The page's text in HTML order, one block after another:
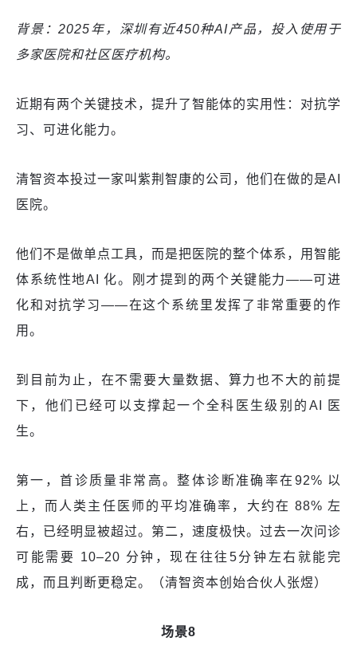
背景：2025年，深圳有近450种AI产品，投入使用于
多家医院和社区医疗机构。
近期有两个关键技术，提升了智能体的实用性：对抗学
习、可进化能力。
清智资本投过一家叫紫荆智康的公司，他们在做的是AI
医院。
他们不是做单点工具，而是把医院的整个体系，用智能
体系统性地AI 化。刚才提到的两个关键能力——可进
化和对抗学习——在这个系统里发挥了非常重要的作
用。
到目前为止，在不需要大量数据、算力也不大的前提
下，他们已经可以支撑起一个全科医生级别的AI 医
生。
第一，首诊质量非常高。整体诊断准确率在92% 以
上，而人类主任医师的平均准确率，大约在 88% 左
右，已经明显被超过。第二，速度极快。过去一次问诊
可能需要 10–20 分钟，现在往往5分钟左右就能完
成，而且判断更稳定。（清智资本创始合伙人张煜）
场景8